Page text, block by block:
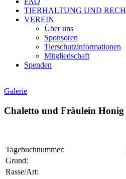
TIERHALTUNG UND
VEREIN
Über uns
Sponsoren
Tierschutzinformationen
Mitgliedschaft
Spenden
Galerie
Chaletto und Fräulein Honig
Tagebuchnummer:
Grund:
Rasse/Art: